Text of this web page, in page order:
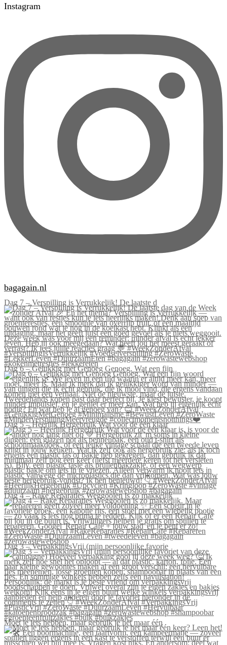
Instagram
bagagain.nl
Dag 7 – Verspilling is Verrukkelijk! De laatste d
Dag 6 – Gelukkig met Genoeg Genoeg. Wat een fijn
Dag 5 – Heerlijk Hergebruik Wat voor de één klaar
Dag 4 – Rake Reparaties Weggooien is zo makkelijk
Dag 3 – VerpakkingsVrij (mijn persoonlijke favorie
Moet je iets hebben, maar gebruik je het maar één